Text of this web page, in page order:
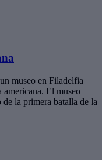
museo en Filadelfia
americana. El museo
la primera batalla de la